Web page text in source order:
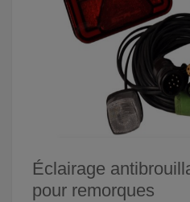
Éclairage
pour remorques